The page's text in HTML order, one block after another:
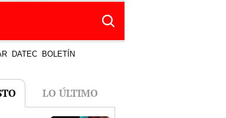
DATEC BOLETÍN
LO ÚLTIMO